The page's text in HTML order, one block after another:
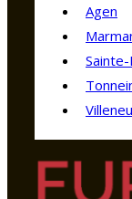
Agen